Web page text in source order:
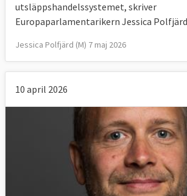
utsläppshandelssystemet, skriver
Europaparlamentarikern Jessica
Jessica Polfjärd (M) 7 maj 2026
10 april 2026